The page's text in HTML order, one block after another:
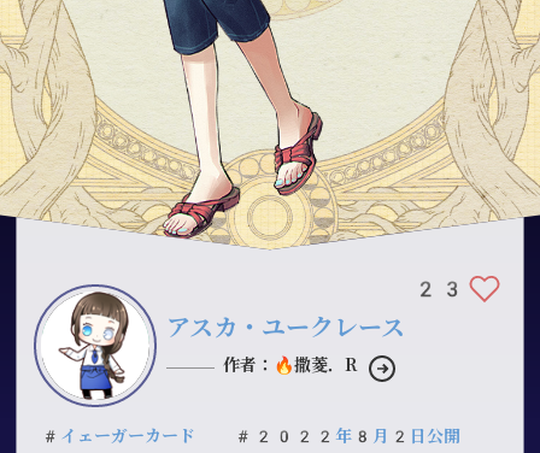
23
アスカ・ユークレース
作者：🔥撒菱．R
#イェーガーカード #2022年8月2日公開